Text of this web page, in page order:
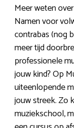
Meer weten
Namen voor
contrabas (nog
meer tijd
professionele
jouw kind? Op
uiteenlopende
jouw streek. Zo
muziekschool,